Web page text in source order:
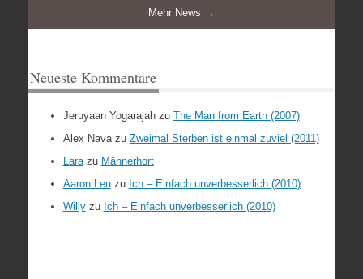
Mehr News →
Neueste Kommentare
Jeruyaan Yogarajahzu The Man from Earth (2007)
Alex Navazu Zweimal Sterben ist einmal zuviel (2011)
Larazu Männerhort
Aaron Leuzu Ich – Einfach unverbesserlich (2010)
Willyzu Ich – Einfach unverbesserlich (2010)